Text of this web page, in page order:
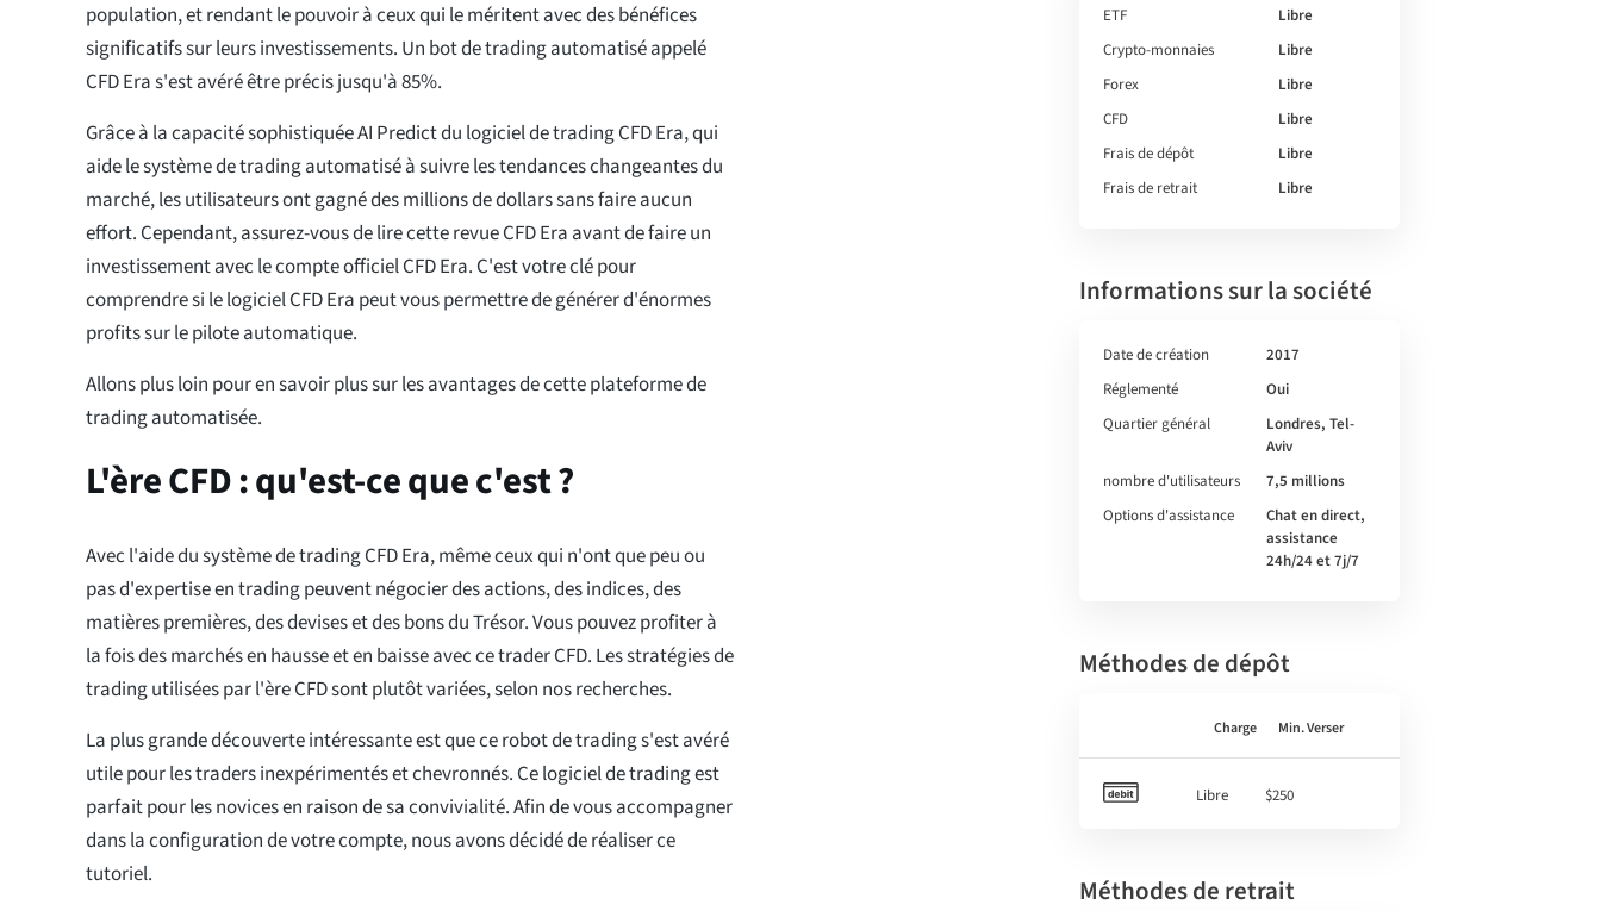
population, et rendant le pouvoir à ceux qui le méritent avec des bénéfices
significatifs sur leurs investissements. Un bot de trading automatisé appelé
CFD Era s'est avéré être précis jusqu'à 85%.
Grâce à la capacité sophistiquée AI Predict du logiciel de trading CFD Era, qui
aide le système de trading automatisé à suivre les tendances changeantes du
marché, les utilisateurs ont gagné des millions de dollars sans faire aucun
effort. Cependant, assurez-vous de lire cette revue CFD Era avant de faire un
investissement avec le compte officiel CFD Era. C'est votre clé pour
comprendre si le logiciel CFD Era peut vous permettre de générer d'énormes
profits sur le pilote automatique.
Allons plus loin pour en savoir plus sur les avantages de cette plateforme de
trading automatisée.
L'ère CFD : qu'est-ce que c'est ?
Avec l'aide du système de trading CFD Era, même ceux qui n'ont que peu ou
pas d'expertise en trading peuvent négocier des actions, des indices, des
matières premières, des devises et des bons du Trésor. Vous pouvez profiter à
la fois des marchés en hausse et en baisse avec ce trader CFD. Les stratégies de
trading utilisées par l'ère CFD sont plutôt variées, selon nos recherches.
La plus grande découverte intéressante est que ce robot de trading s'est avéré
utile pour les traders inexpérimentés et chevronnés. Ce logiciel de trading est
parfait pour les novices en raison de sa convivialité. Afin de vous accompagner
dans la configuration de votre compte, nous avons décidé de réaliser ce
tutoriel.
ETF
Libre
Crypto-monnaies
Libre
Forex
Libre
CFD
Libre
Frais de dépôt
Libre
Frais de retrait
Libre
Informations sur la société
Date de création
2017
Réglementé
Oui
Quartier général
Londres, Tel-
Aviv
nombre d'utilisateurs
7,5 millions
Options d'assistance
Chat en direct,
assistance
24h/24 et 7j/7
Méthodes de dépôt
Charge Min. Verser
Libre $250
Méthodes de retrait